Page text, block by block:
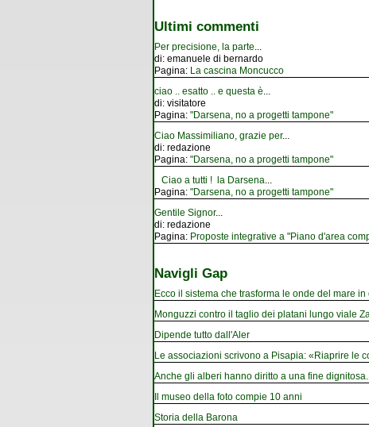
Ultimi commenti
Per precisione, la parte
di: emanuele di bernardo
Pagina: La cascina Moncucco
ciao .. esatto .. e questa è
di: visitatore
Pagina: "Darsena, no a progetti tampone"
Ciao Massimiliano, grazie per...
di: redazione
Pagina: "Darsena, no a progetti tampone"
Ciao a tutti ! la Darsena
Pagina: "Darsena, no a progetti tampone"
Gentile Signor...
di: redazione
Pagina: Proposte integrative a "Piano d'area
Navigli Gap
Ecco il sistema che trasforma le onde del mare in
Monguzzi contro il taglio dei platani lungo viale
Dipende tutto dall'Aler
Le associazioni scrivono a Pisapia: «Riaprire le
Anche gli alberi hanno diritto a una fine dignitosa.
Il museo della foto compie 10 anni
Storia della Barona